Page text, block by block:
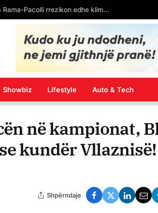
Shtatë raste të reja me virusin e Nilit Perëndimor, të gjithë pacientët janë nga Shkupi
Showbiz Lifestyle Auto & Tech
në kampionat,
kundër Vllaznisë!
Shpërndaje